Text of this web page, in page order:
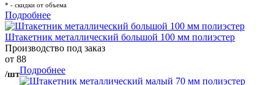
* - скидки от объема
Подробнее
Штакетник металлический большой 100 мм полиэстер
Производство под заказ
от 88
/штПодробнее